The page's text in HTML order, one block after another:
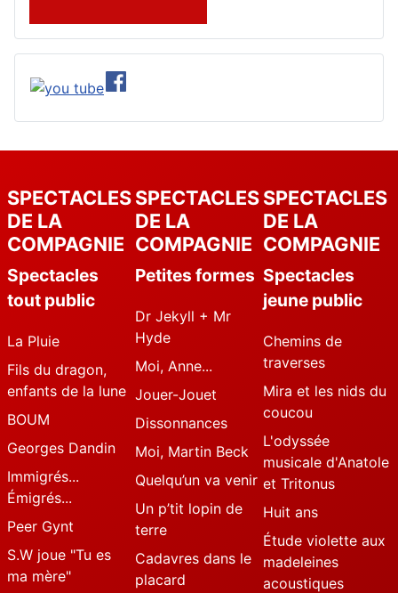
SPECTACLES
DE LA
COMPAGNIE
Spectacles
tout public
La Pluie
Fils du dragon,
enfants de la lune
BOUM
Georges Dandin
Immigrés...
Émigrés...
Peer Gynt
S.W joue "Tu es
ma mère"
SPECTACLES
DE LA
COMPAGNIE
Petites formes
Dr Jekyll + Mr
Hyde
Moi, Anne...
Jouer-Jouet
Dissonnances
Moi, Martin Beck
Quelqu’un va venir
Un p’tit lopin de
terre
Cadavres dans le
placard
SPECTACLES
DE LA
COMPAGNIE
Spectacles
jeune public
Chemins de
traverses
Mira et les nids du
coucou
L'odyssée
musicale d'Anatole
et Tritonus
Huit ans
Étude violette aux
madeleines
acoustiques